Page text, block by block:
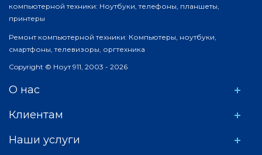
компьютерной техники: Ноутбуки, телефоны, планшеты,
принтеры
Ремонт компьютерной техники: Компьютеры, ноутбуки,
смартфоны, телевизоры, оргтехника
Copyright © Ноут 911, 2003 - 2026
О нас
Клиентам
Наши услуги